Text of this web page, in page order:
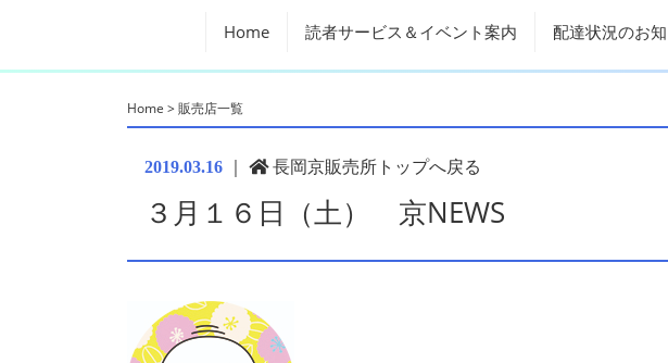
Home 読者サービス＆イベント案内 配達状況のお
Home >販売店一覧
2019.03.16 ｜ 長岡京販売所トップへ戻る
３月１６日（土） 京NEWS